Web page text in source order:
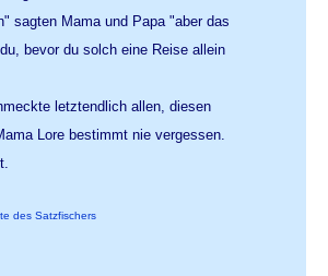
sagten Mama und Papa "aber das
bevor du solch eine Reise allein
letztendlich allen, diesen
Lore bestimmt nie vergessen.
des Satzfischers